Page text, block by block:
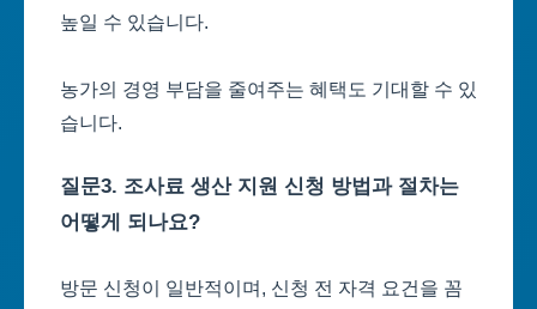
높일 수 있습니다.
농가의 경영 부담을 줄여주는 혜택도 기대할 수 있
습니다.
질문3. 조사료 생산 지원 신청 방법과 절차는
어떻게 되나요?
방문 신청이 일반적이며, 신청 전 자격 요건을 꼼